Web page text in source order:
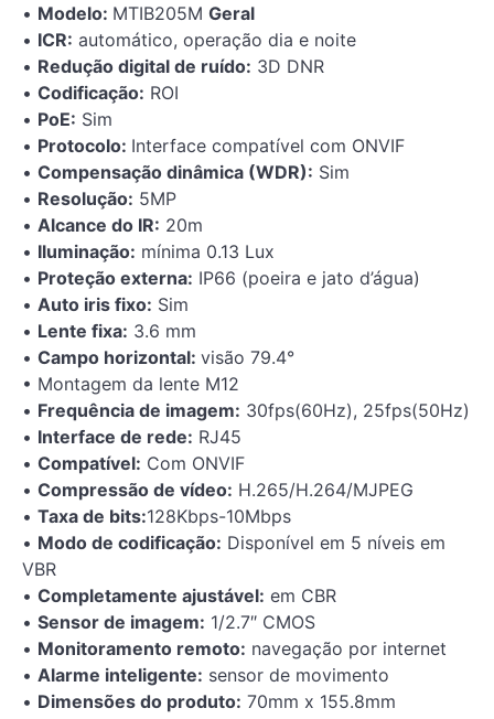
• Modelo: MTIB205M Geral
• ICR: automático, operação dia e noite
• Redução digital de ruído: 3D DNR
• Codificação: ROI
• PoE: Sim
• Protocolo: Interface compatível com ONVIF
• Compensação dinâmica (WDR): Sim
• Resolução: 5MP
• Alcance do IR: 20m
• Iluminação: mínima 0.13 Lux
• Proteção externa: IP66 (poeira e jato d’água)
• Auto iris fixo: Sim
• Lente fixa: 3.6 mm
• Campo horizontal: visão 79.4°
• Montagem da lente M12
• Frequência de imagem: 30fps(60Hz), 25fps(50Hz)
• Interface de rede: RJ45
• Compatível: Com ONVIF
• Compressão de vídeo: H.265/H.264/MJPEG
• Taxa de bits:128Kbps-10Mbps
• Modo de codificação: Disponível em 5 níveis em
VBR
• Completamente ajustável: em CBR
• Sensor de imagem: 1/2.7″ CMOS
• Monitoramento remoto: navegação por internet
• Alarme inteligente: sensor de movimento
• Dimensões do produto: 70mm x 155.8mm